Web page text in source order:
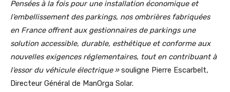
Pensées à la fois pour une installation économique et
l’embellissement des parkings, nos ombrières fabriquées
en France offrent aux gestionnaires de parkings une
solution accessible, durable, esthétique et conforme aux
nouvelles exigences réglementaires, tout en contribuant à
l’essor du véhicule électrique »souligne Pierre Escarbelt,
Directeur Général de ManOrga Solar.